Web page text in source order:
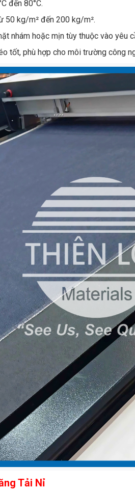
đến 80°C.
50 kg/m² đến 200 kg/m².
nhám hoặc mịn tùy thuộc vào yêu
tốt, phù hợp cho môi trường công
Tải Nỉ